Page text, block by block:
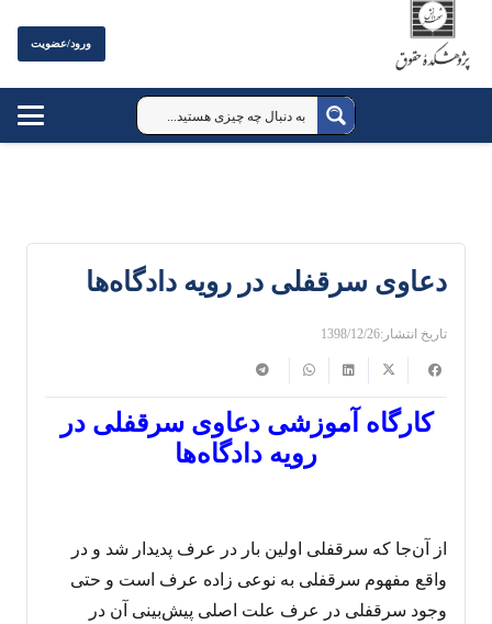
ورود/عضویت
دعاوی سرقفلی در رویه دادگاه‌ها
تاریخ انتشار:1398/12/26
کارگاه آموزشی دعاوی سرقفلی در
رویه دادگاه‌ها
از آن‌جا که سرقفلی اولین بار در عرف پدیدار شد و در
واقع مفهوم سرقفلی به نوعی زاده عرف است و حتی
وجود سرقفلی در عرف علت اصلی پیش‌‌بینی آن در